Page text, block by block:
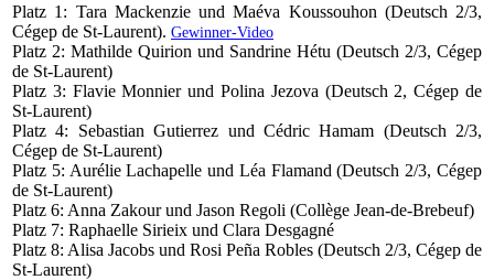
Platz 1: Tara Mackenzie und Maéva Koussouhon (Deutsch 2/3,
Cégep de St-Laurent). Gewinner-Video
Platz 2: Mathilde Quirion und Sandrine Hétu (Deutsch 2/3, Cégep
de St-Laurent)
Platz 3: Flavie Monnier und Polina Jezova (Deutsch 2, Cégep de
St-Laurent)
Platz 4: Sebastian Gutierrez und Cédric Hamam (Deutsch 2/3,
Cégep de St-Laurent)
Platz 5: Aurélie Lachapelle und Léa Flamand (Deutsch 2/3, Cégep
de St-Laurent)
Platz 6: Anna Zakour und Jason Regoli (Collège Jean-de-Brebeuf)
Platz 7: Raphaelle Sirieix und Clara Desgagné
Platz 8: Alisa Jacobs und Rosi Peña Robles (Deutsch 2/3, Cégep de
St-Laurent)